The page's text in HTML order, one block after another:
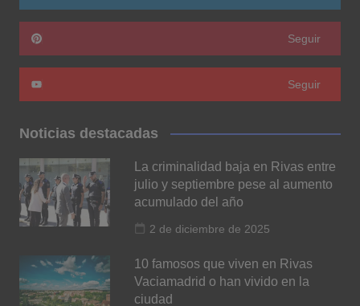
Seguir
Seguir
Noticias destacadas
La criminalidad baja en Rivas entre
julio y septiembre pese al aumento
acumulado del año
2 de diciembre de 2025
10 famosos que viven en Rivas
Vaciamadrid o han vivido en la
ciudad